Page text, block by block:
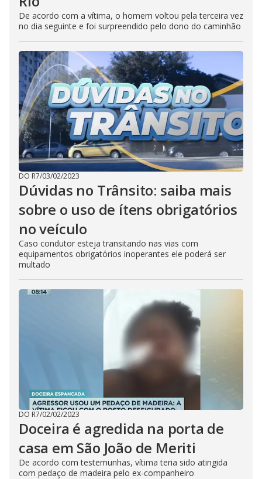
De acordo com a vítima, o homem voltou pela terceira vez
no dia seguinte e foi surpreendido pelo dono do caminhão
DO R7/03/02/2023
Dúvidas no Trânsito: saiba mais
sobre o uso de ítens obrigatórios
no veículo
Caso condutor esteja transitando nas vias com
equipamentos obrigatórios inoperantes ele poderá ser
multado
DO R7/02/02/2023
Doceira é agredida na porta de
casa em São João de Meriti
De acordo com testemunhas, vítima teria sido atingida
com pedaço de madeira pelo ex-companheiro